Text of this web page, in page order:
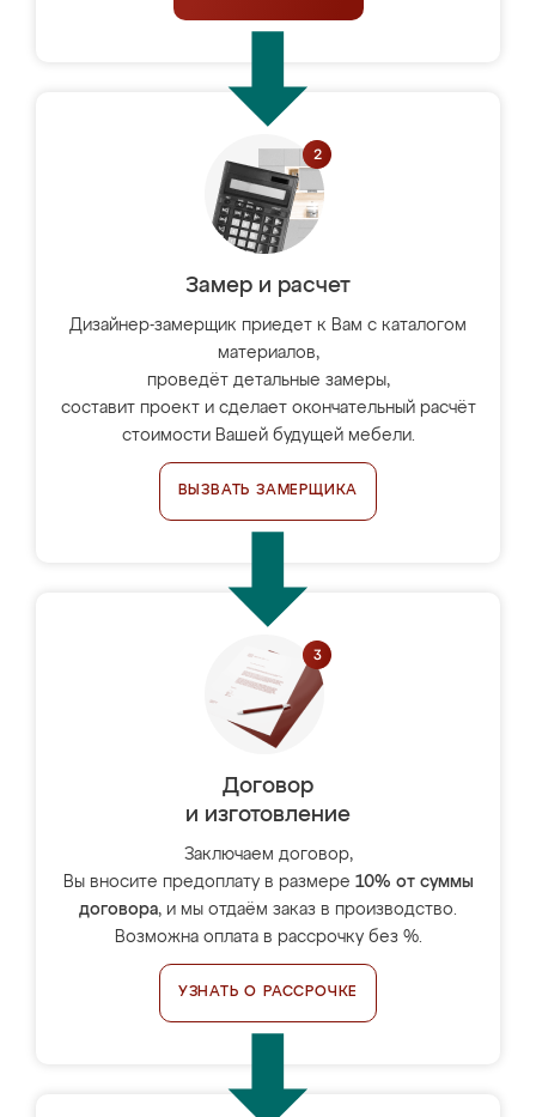
Замер и расчет
Дизайнер-замерщик приедет к Вам с каталогом
материалов,
проведёт детальные замеры,
составит проект и сделает окончательный расчёт
стоимости Вашей будущей мебели.
ВЫЗВАТЬ ЗАМЕРЩИКА
Договор
и изготовление
Заключаем договор,
Вы вносите предоплату в размере 10% от суммы
договора, и мы отдаём заказ в производство.
Возможна оплата в рассрочку без %.
УЗНАТЬ О РАССРОЧКЕ